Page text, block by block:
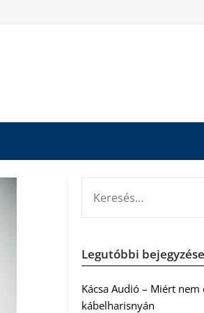
Legutóbbi
Kácsa Audió – Miért
kábelharisnyán